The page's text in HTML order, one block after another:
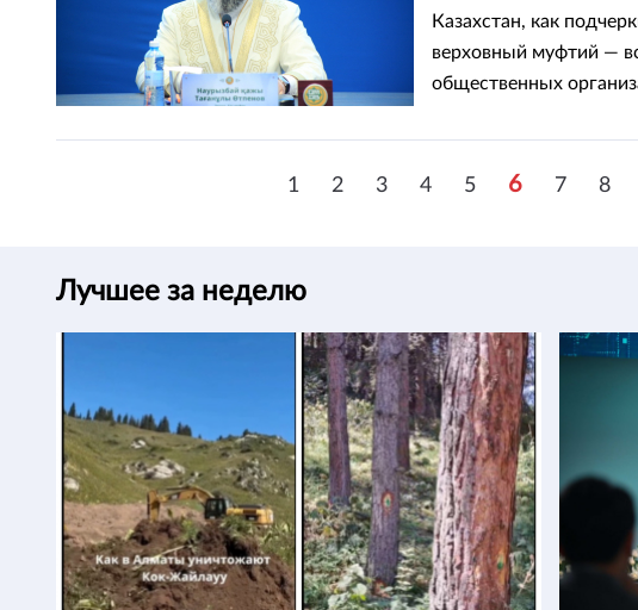
Казахстан, как
верховный муфтий —
общественных
1 2 3 4 5 6 7 8
Лучшее за неделю